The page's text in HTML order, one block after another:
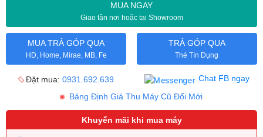
MUA NGAY
Giao tận nơi hoặc tại Showroom
MUA TRẢ GÓP QUA
HD, Home, Mirae, MB, Fe
TRẢ GÓP QUA
Thẻ Tín Dụng
Đặt mua: 0931.692.639
Chat FB ngay
Bảng Định Giá Thu Máy Cũ Đổi Mới
Khuyến mãi khi mua máy